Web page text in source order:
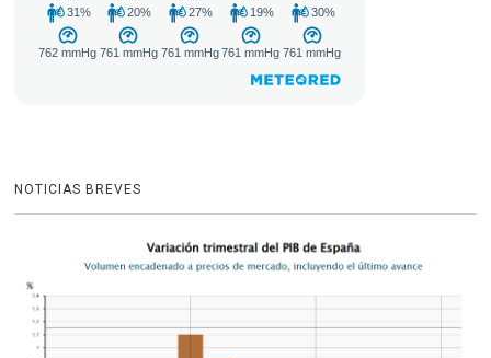
NOTICIAS BREVES